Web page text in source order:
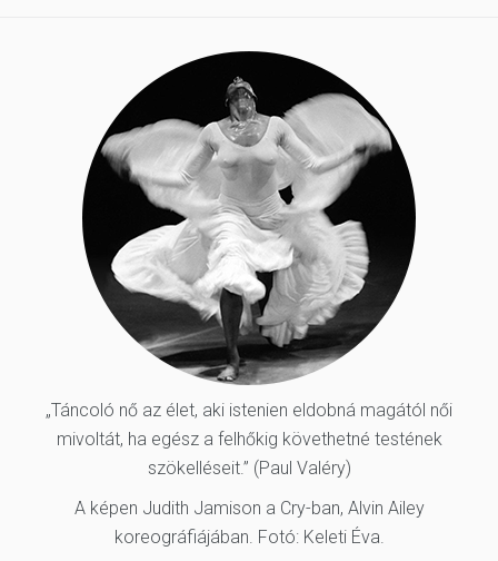
„Táncoló nő az élet, aki istenien eldobná magától női
mivoltát, ha egész a felhőkig követhetné testének
szökelléseit.” (Paul Valéry)
A képen Judith Jamison a Cry-ban, Alvin Ailey
koreográfiájában. Fotó: Keleti Éva.